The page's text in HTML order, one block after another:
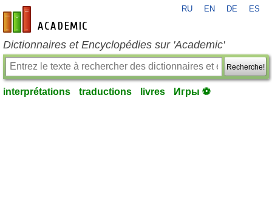
fr-academic.com
RU EN DE ES
Dictionnaires et Encyclopédies sur 'Academic'
Recherche!
interprétations traductions livres Игры ⚽